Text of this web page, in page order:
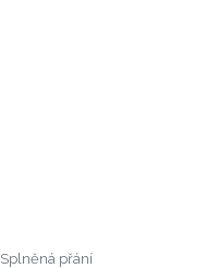
Splněná přání